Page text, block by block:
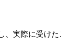
、実際に受け